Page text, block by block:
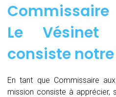
Le
consiste
En tant que Commissaire
mission consiste à apprécier,